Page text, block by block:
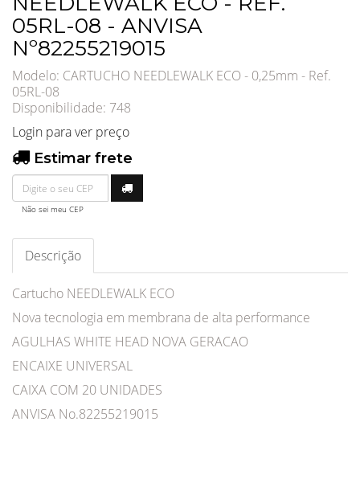
05RL-08 - ANVISA
Nº82255219015
Modelo: CARTUCHO NEEDLEWALK ECO - 0,25mm - Ref.
05RL-08
Disponibilidade: 748
Login para ver preço
Estimar frete
Não sei meu CEP
Descrição
Cartucho NEEDLEWALK ECO
Nova tecnologia em membrana de alta performance
AGULHAS WHITE HEAD NOVA GERACAO
ENCAIXE UNIVERSAL
CAIXA COM 20 UNIDADES
ANVISA No.82255219015